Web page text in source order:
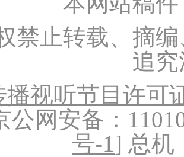
禁止转载、摘
追
播视听节目许可
公网安备：
号-1] 总机